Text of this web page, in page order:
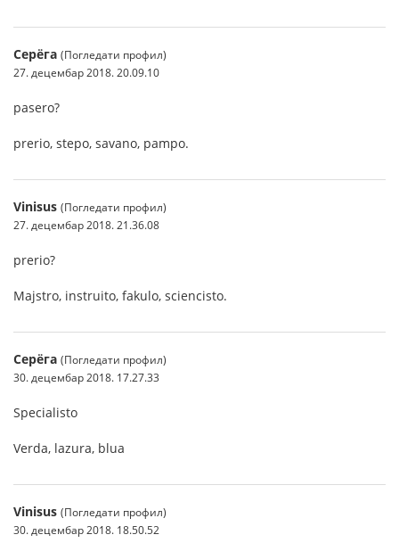
Серёга (Погледати профил)
27. децембар 2018. 20.09.10
pasero?
prerio, stepo, savano, pampo.
Vinisus (Погледати профил)
27. децембар 2018. 21.36.08
prerio?
Majstro, instruito, fakulo, sciencisto.
Серёга (Погледати профил)
30. децембар 2018. 17.27.33
Specialisto
Verda, lazura, blua
Vinisus (Погледати профил)
30. децембар 2018. 18.50.52